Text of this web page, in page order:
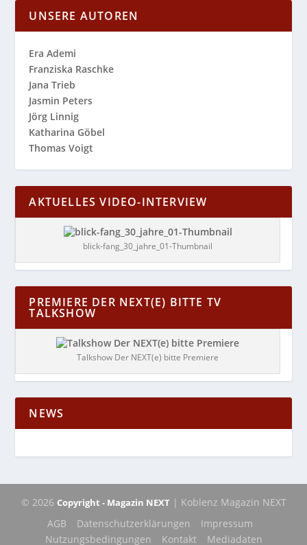
UNSERE AUTOREN
Era Ademi
Franziska Raschke
Jana Trieb
Jasmin Peters
Jörg Linnig
Katharina Göbel
Thomas Voigt
AKTUELLES VIDEO-INTERVIEW
blick-fang_30_jahre_01-Thumbnail
PREMIERE DER NEXT(E) BITTE TV
TALKSHOW
Talkshow Der NEXT(e) bitte Premiere
NEWS
© 2026 Copyright - Magazin NEXT| Koblenz Magazin NEXT
AGB
Datenschutzerklärungen
Impressum
Nutzungsbedingungen
Kontakt Mediadaten